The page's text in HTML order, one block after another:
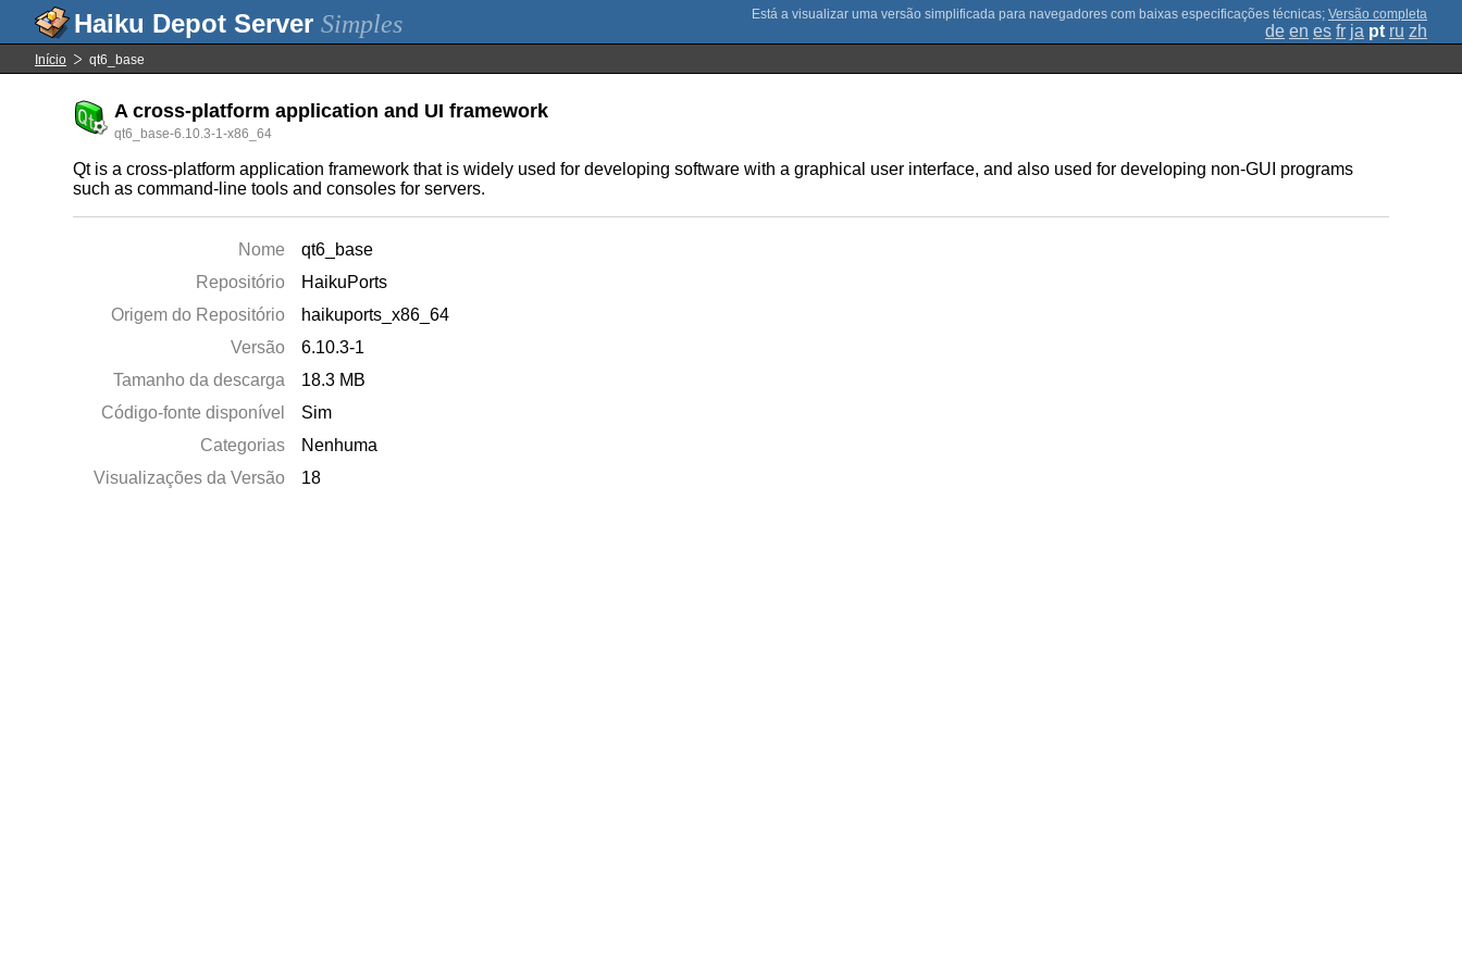
Simples ; Versão completa
de en es fr ja pt ru zh
Início qt6_base
A cross-platform application and UI framework
qt6_base-6.10.3-1-x86_64
Qt is a cross-platform application framework that is widely used for developing software with a graphical user interface, and also used for developing non-GUI programs
such as command-line tools and consoles for servers.
Nome
qt6_base
Repositório
HaikuPorts
Origem do Repositório
haikuports_x86_64
Versão
6.10.3-1
Tamanho da descarga
18.3 MB
Código-fonte disponível
Sim
Categorias
Nenhuma
Visualizações da Versão
18